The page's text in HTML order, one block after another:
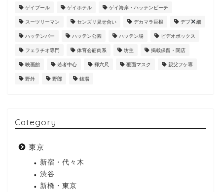
ゲイプール ゲイホテル ゲイ海岸・ハッテンビーチ
スーツリーマン センズリ見せ合い デカマラ巨根 デブ 細
ハッテンバー ハッテン公園 ハッテン場 ビデオボックス
フェラチオ専門 体育会筋肉系 坊主 掲載保留・閉店
映画館 若者中心 褌六尺 覆面マスク 親父フケ専
野外 野郎 銭湯
Category
東京
新宿・代々木
渋谷
新橋・東京